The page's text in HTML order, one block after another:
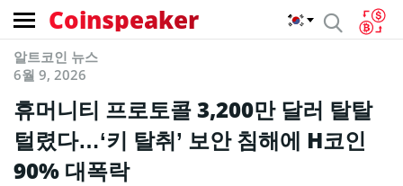
Coinspeaker
알트코인 뉴스
6월 9, 2026
휴머니티 프로토콜 3,200만 달러 탈탈
털렸다…‘키 탈취’ 보안 침해에 H코인
90% 대폭락